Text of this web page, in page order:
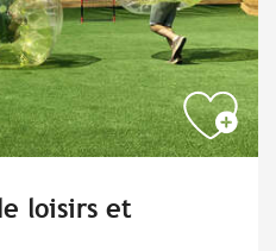
loisirs et